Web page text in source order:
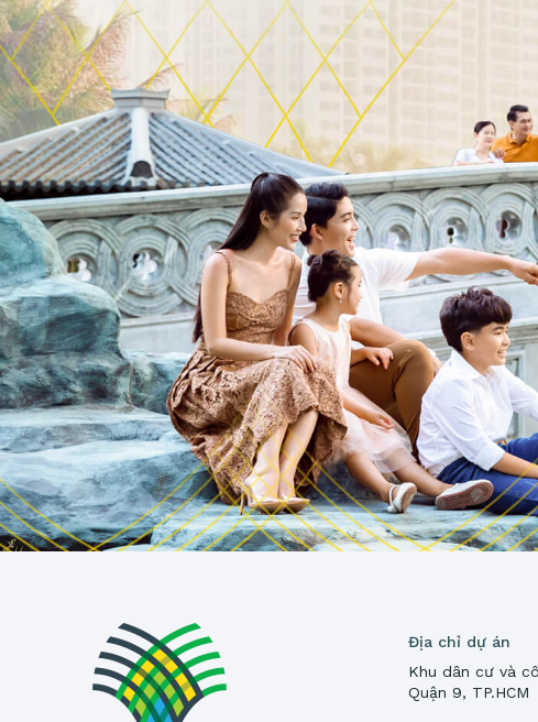
Địa chỉ dự án
Khu dân cư và
Quận 9, TP.HCM